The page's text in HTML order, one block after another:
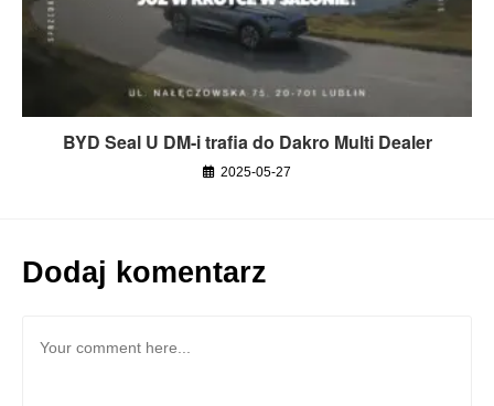
BYD Seal U DM-i trafia do Dakro Multi Dealer
2025-05-27
Dodaj komentarz